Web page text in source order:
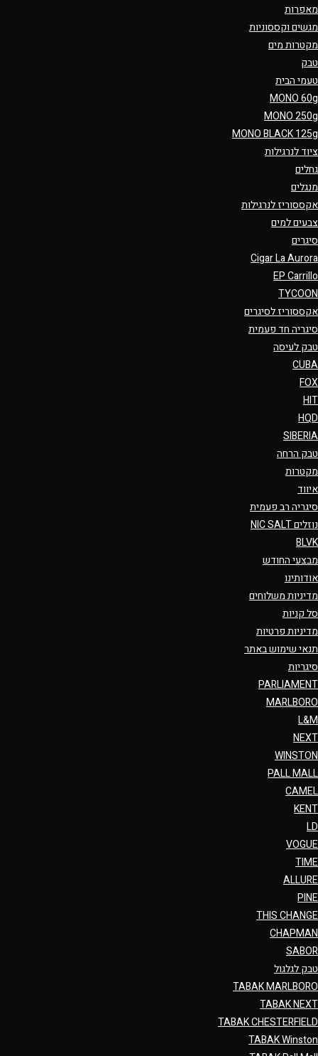
מאפרות
מגשים וקססוניות
מקטרות מים
טבק
טעמי הבית
MONO 60g
MONO 250g
MONO BLACK 125g
ציוד לנרגילות
גחלים
מנגלים
אקססוריז לנרגילות
צבעים למים
סיגרים
Cigar La Aurora
EP Carrillo
TYCOON
אקססוריז לסיגרים
סיגריה חד פעמית
טבק לעיסה
CUBA
FOX
HIT
HQD
SIBERIA
טבק הרחה
מקטרות
איווד
סיגריה רב פעמית
נוזלים NIC SALT
BLVK
מבצעי החודש
אודותינו
מדיניות משלוחים
סל קניות
מדיניות פרטיות
תנאי שימוש באתר
סיגריות
PARLIAMENT
MARLBORO
L&M
NEXT
WINSTON
PALL MALL
CAMEL
KENT
LD
VOGUE
TIME
ALLURE
PINE
THIS CHANGE
CHAPMAN
SABOR
טבק לגלגול
TABAK MARLBORO
TABAK NEXT
TABAK CHESTERFIELD
TABAK Winston